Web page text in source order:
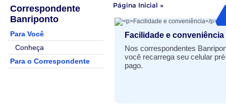
Correspondente
Banriponto
Para Você
Conheça
Para o Correspondente
Início
conteúdo
Página Inicial »
Facilidade e conveniência
Nos correspondentes
você recarrega seu celular
pago.